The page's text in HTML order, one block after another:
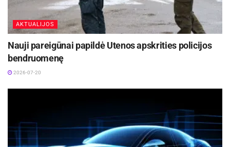
AKTUALIJOS
Nauji pareigūnai papildė Utenos apskrities policijos
bendruomenę
2026-07-20